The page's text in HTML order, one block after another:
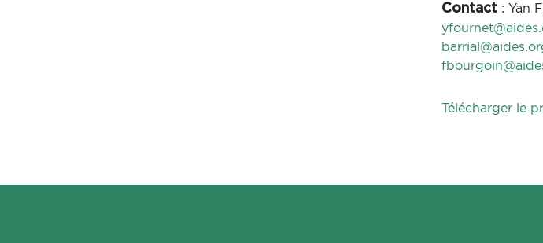
Contact: Yan
Télécharger le